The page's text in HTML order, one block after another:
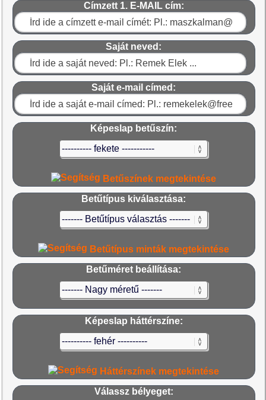
Címzett 1. E-MAIL cím:
Saját neved:
Saját e-mail címed:
Képeslap betűszín:
Betűszínek megtekintése
Betűtípus kiválasztása:
Betűtípus minták megtekintése
Betűméret beállítása:
Képeslap háttérszíne:
Háttérszínek megtekintése
Válassz bélyeget: